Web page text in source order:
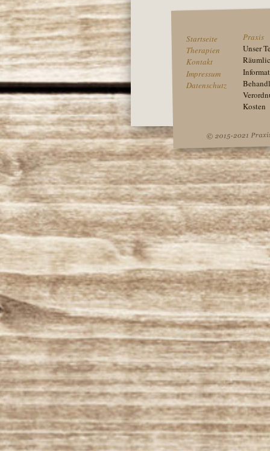
Startseite
Therapien
Kontakt
Impressum
Datenschutz
Praxis
Unser
Kosten